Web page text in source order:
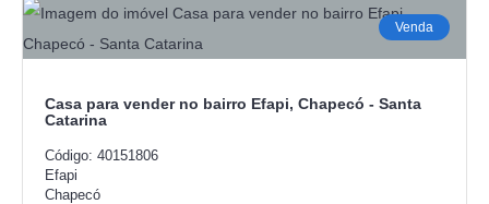
Venda
Casa para vender no bairro Efapi, Chapecó - Santa
Catarina
Código: 40151806
Efapi
Chapecó